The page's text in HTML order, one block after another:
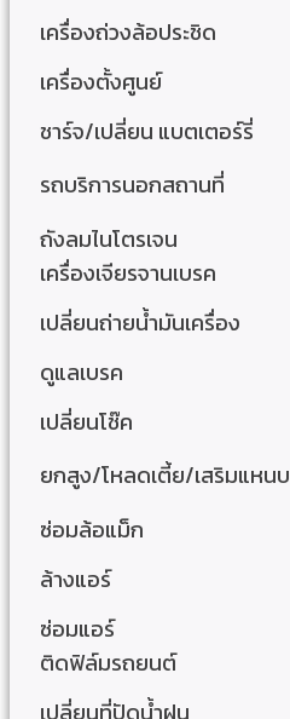
เครื่องถ่วงล้อประชิด
เครื่องตั้งศูนย์
ชาร์จ/เปลี่ยน แบตเตอร์รี่
รถบริการนอกสถานที่
ถังลมไนโตรเจน
เครื่องเจียรจานเบรค
เปลี่ยนถ่ายน้ำมันเครื่อง
ดูแลเบรค
เปลี่ยนโช๊ค
ยกสูง/โหลดเตี้ย/เสริมแหนบ
ซ่อมล้อแม็ก
ล้างแอร์
ซ่อมแอร์
ติดฟิล์มรถยนต์
เปลี่ยนที่ปัดน้ำฝน